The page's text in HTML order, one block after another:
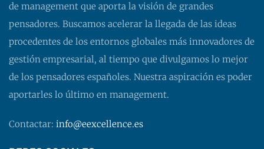
de management que aporta la visión de grandes
pensadores. Buscamos acelerar la llegada de las ideas
procedentes de los entornos globales más innovadores de
gestión empresarial, al tiempo que divulgamos lo mejor
de los pensadores españoles. Nuestra aspiración es poder
aportarles lo último en management.
Contactar: info@eexcellence.es